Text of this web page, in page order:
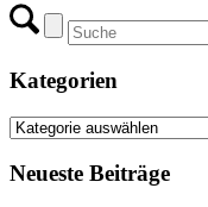
Kategorien
Kategorien
Neueste Beiträge